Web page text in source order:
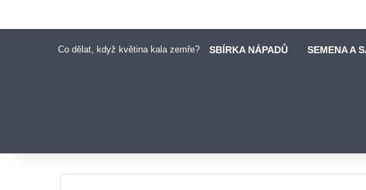
Co dělat, když květina kala zemře? SBÍRKA NÁPADŮ SEMENA A